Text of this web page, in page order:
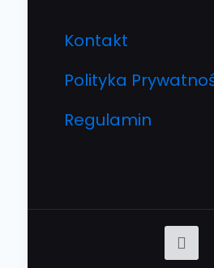
Kontakt
Polityka
Regulamin